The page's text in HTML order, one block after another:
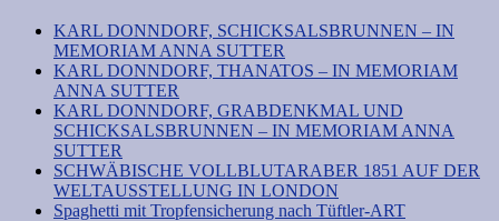
KARL DONNDORF, SCHICKSALSBRUNNEN – IN
MEMORIAM ANNA SUTTER
KARL DONNDORF, THANATOS – IN MEMORIAM
ANNA SUTTER
KARL DONNDORF, GRABDENKMAL UND
SCHICKSALSBRUNNEN – IN MEMORIAM ANNA
SUTTER
SCHWÄBISCHE VOLLBLUTARABER 1851 AUF DER
WELTAUSSTELLUNG IN LONDON
Spaghetti mit Tropfensicherung nach Tüftler-ART